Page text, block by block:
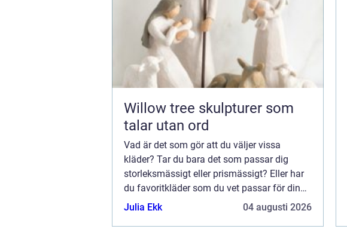
Willow tree skulpturer som
talar utan ord
Vad är det som gör att du väljer vissa
kläder? Tar du bara det som passar dig
storleksmässigt eller prismässigt? Eller har
du favoritkläder som du vet passar för din
kropp och din stil, och kanske även f&o...
Julia Ekk 04 augusti 2026